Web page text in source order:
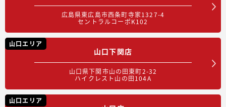
広島県東広島市西条町寺家1327-4
セントラルコーポK102
山口エリア
山口下関店
山口県下関市山の田東町2-32
ハイクレスト山の田104A
山口エリア